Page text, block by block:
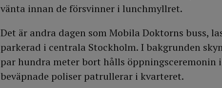
vänta innan de försvinner i lunchmyllret.
Det är andra dagen som Mobila Doktorns buss,
parkerad i centrala Stockholm. I bakgrunden
par hundra meter bort hålls öppningsceremonin
beväpnade poliser patrullerar i kvarteret.